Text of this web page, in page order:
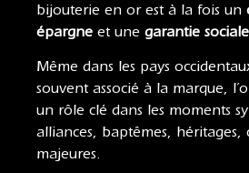
bijouterie en or est à la fois un
épargne et une garantie sociale
Même dans les pays
souvent associé à la marque,
un rôle clé dans les moments
alliances, baptêmes, héritages,
majeures.